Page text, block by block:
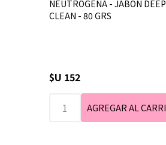
NEUTROGENA - JABON DEEP
CLEAN - 80 GRS
$U 152